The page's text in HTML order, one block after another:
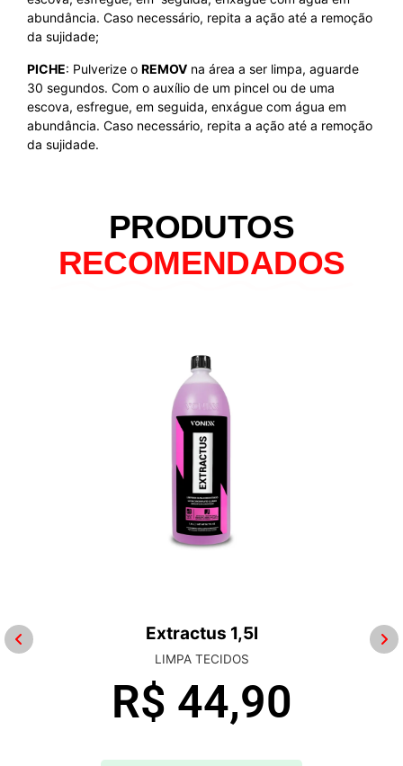
abundância. Caso necessário, repita a ação até a remoção
da sujidade;
PICHE: Pulverize o REMOV na área a ser limpa, aguarde
30 segundos. Com o auxílio de um pincel ou de uma
escova, esfregue, em seguida, enxágue com água em
abundância. Caso necessário, repita a ação até a remoção
da sujidade.
PRODUTOS
RECOMENDADOS
Extractus 1,5l
LIMPA TECIDOS
R$ 44,90